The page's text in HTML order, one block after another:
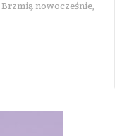
nowocześnie,